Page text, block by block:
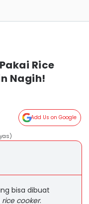
Rice
Nagih!
Add Us on Google
bisa dibuat
rice cooker.